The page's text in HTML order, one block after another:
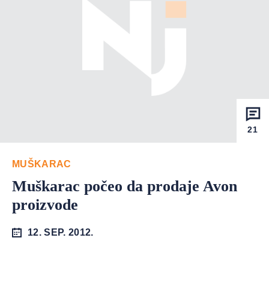
21
MUŠKARAC
Muškarac počeo da prodaje Avon
proizvode
12. SEP. 2012.